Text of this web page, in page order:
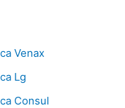
Venax
Lg
Consul